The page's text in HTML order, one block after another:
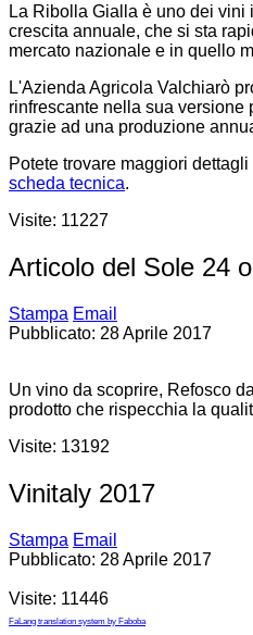
La Ribolla Gialla è uno dei
crescita annuale, che si sta
mercato nazionale e in quello
L'Azienda Agricola Valchiarò
rinfrescante nella sua versione
grazie ad una produzione
Potete trovare maggiori
scheda tecnica.
Visite: 11227
Articolo del Sole 24
Stampa Email
Pubblicato: 28 Aprile 2017
Un vino da scoprire, Refosco
prodotto che rispecchia la
Visite: 13192
Vinitaly 2017
Stampa Email
Pubblicato: 28 Aprile 2017
Visite: 11446
FaLang translation system by Faboba